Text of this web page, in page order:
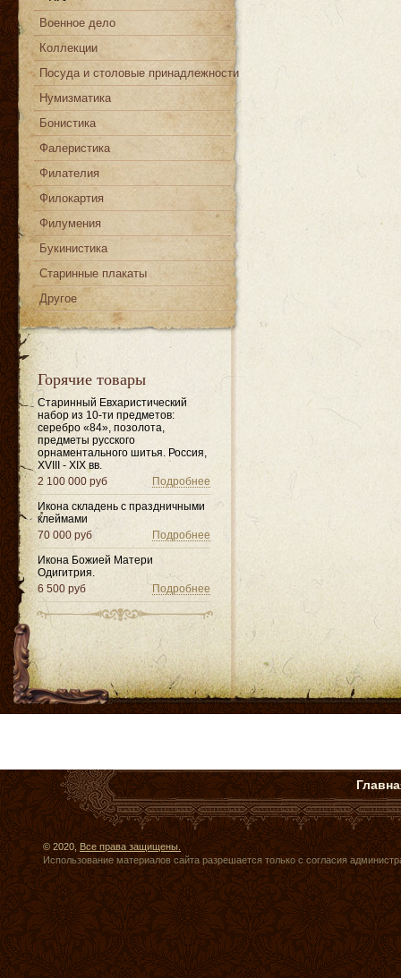
Военное дело
Коллекции
Посуда и столовые принадлежности
Нумизматика
Бонистика
Фалеристика
Филателия
Филокартия
Филумения
Букинистика
Старинные плакаты
Другое
Горячие товары
Старинный Евхаристический
набор из 10-ти предметов:
серебро «84», позолота,
предметы русского
орнаментального шитья. Россия,
XVIII - XIX вв.
Подробнее
2 100 000 руб
Икона складень с праздничными
клеймами
Подробнее
70 000 руб
Икона Божией Матери
Одигитрия.
Подробнее
6 500 руб
© 2020,Все права защищены.
Использование материалов сайта разрешается только с согласия